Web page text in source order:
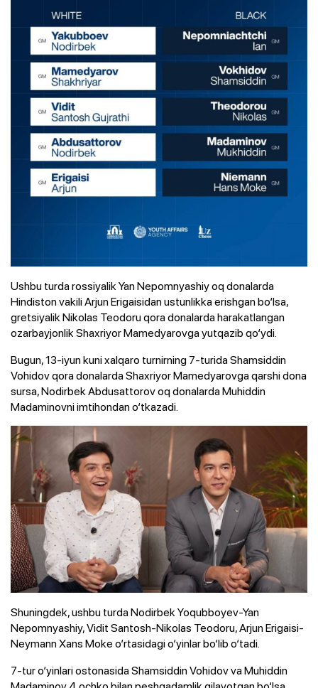
Ushbu turda rossiyalik Yan Nepomnyashiy oq donalarda
Hindiston vakili Arjun Erigaisidan ustunlikka erishgan bo‘lsa,
gretsiyalik Nikolas Teodoru qora donalarda harakatlangan
ozarbayjonlik Shaxriyor Mamedyarovga yutqazib qo‘ydi.
Bugun, 13-iyun kuni xalqaro turnirning 7-turida Shamsiddin
Vohidov qora donalarda Shaxriyor Mamedyarovga qarshi dona
sursa, Nodirbek Abdusattorov oq donalarda Muhiddin
Madaminovni imtihondan o‘tkazadi.
Shuningdek, ushbu turda Nodirbek Yoqubboyev-Yan
Nepomnyashiy, Vidit Santosh-Nikolas Teodoru, Arjun Erigaisi-
Neymann Xans Moke o‘rtasidagi o‘yinlar bo‘lib o‘tadi.
7-tur o‘yinlari ostonasida Shamsiddin Vohidov va Muhiddin